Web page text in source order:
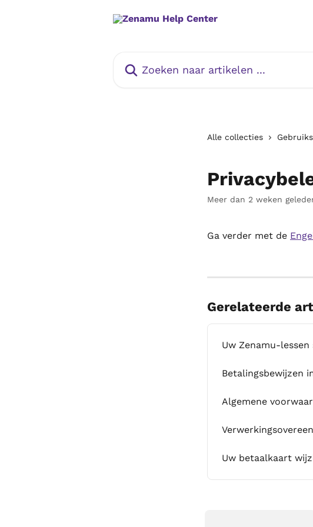
Alle collecties
Meer dan 2 weken
Ga verder met de
Gerelateerde
Uw Zenamu-
Betalingsbewijzen
Algemene
Uw betaalkaart